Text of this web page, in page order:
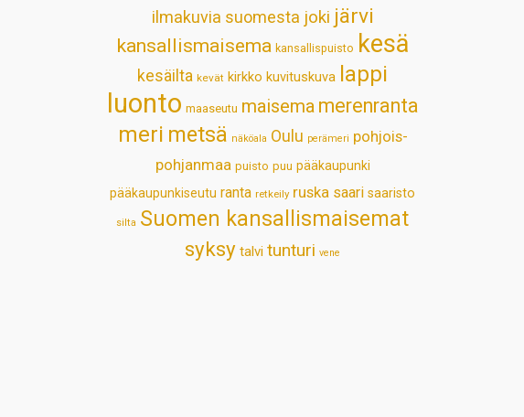
ilmakuvia suomesta joki järvi
kansallismaisema kansallispuisto kesä
kesäilta kevät kirkko kuvituskuva lappi
luonto maaseutu maisema merenranta
meri metsä näköala Oulu perämeri pohjois-
pohjanmaa puisto puu pääkaupunki
pääkaupunkiseutu ranta retkeily ruska saari saaristo
silta Suomen kansallismaisemat
syksy talvi tunturi vene